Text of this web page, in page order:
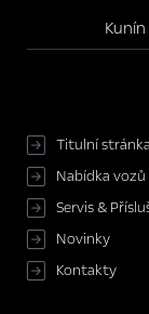
Titulní stránka
Nabídka vozů
Servis &
Novinky
Kontakty